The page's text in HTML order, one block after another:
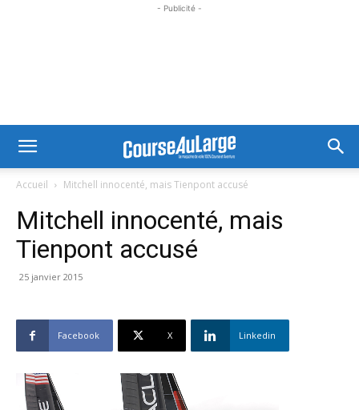
- Publicité -
Accueil Mitchell innocenté, mais Tienpont accusé
Mitchell innocenté, mais
Tienpont accusé
25 janvier 2015
Facebook X Linkedin